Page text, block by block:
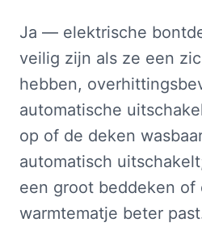
Ja — elektrische
veilig zijn als ze een
hebben,
automatische
op of de deken
automatisch
een groot beddeken of
warmtematje beter